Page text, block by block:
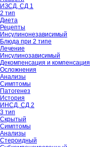
ИЗСД, СД 1
2 тип
Диета
Рецепты
Инсулинонезависимый
Блюда при 2 типе
Лечение
Инсулинозависимый
Декомпенсация и компенсация
Осложнения
Анализы
Симптомы
Патогенез
История
ИНСД, СД 2
3 тип
Скрытый
Симптомы
Анализы
Стероидный